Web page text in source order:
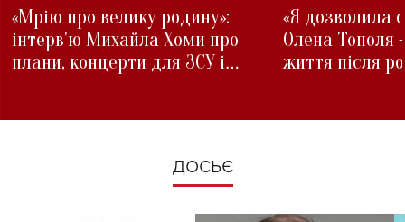
«Мрію про велику родину»:
інтерв'ю Михайла Хоми про
плани, концерти для ЗСУ і
«Я дозволила
Олена Тополя
життя після
ДОСЬЄ